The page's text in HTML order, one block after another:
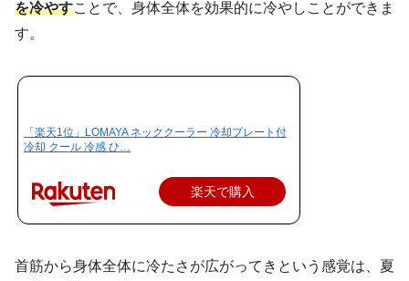
を冷やすことで、身体全体を効果的に冷やしことができま
す。
「楽天1位」LOMAYA ネッククーラー 冷却プレート付
冷却 クール 冷感 ひ…
楽天で購入
首筋から身体全体に冷たさが広がってきという感覚は、夏